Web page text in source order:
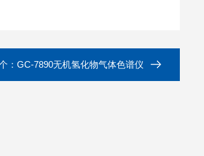
： GC-7890无机氢化物气体色谱仪